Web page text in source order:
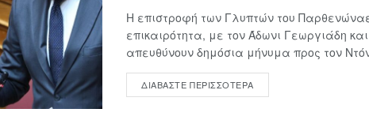
Η επιστροφή των Γλυπτών του
επικαιρότητα, με τον Άδωνι Γεωργιάδη
απευθύνουν δημόσια μήνυμα προς τον
ΔΙΑΒΆΣΤΕ ΠΕΡΙΣΣΌΤΕΡΑ